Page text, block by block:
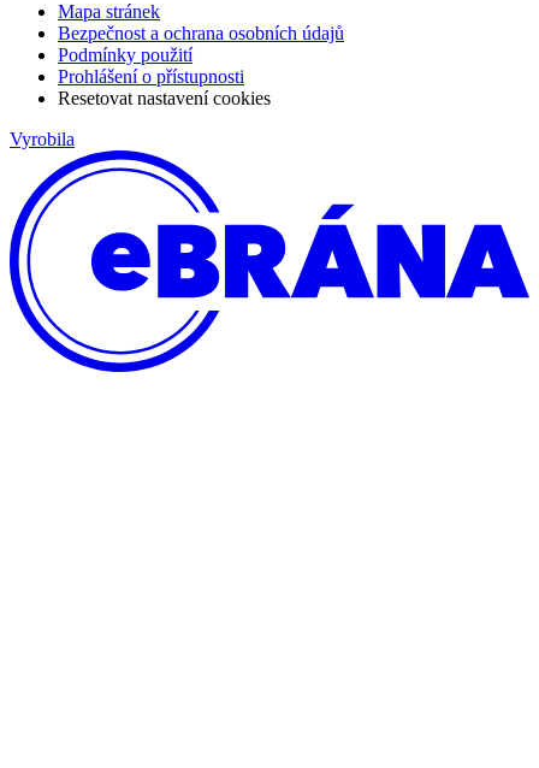
Mapa stránek
Bezpečnost a ochrana osobních údajů
Podmínky použití
Prohlášení o přístupnosti
Resetovat nastavení cookies
Vyrobila